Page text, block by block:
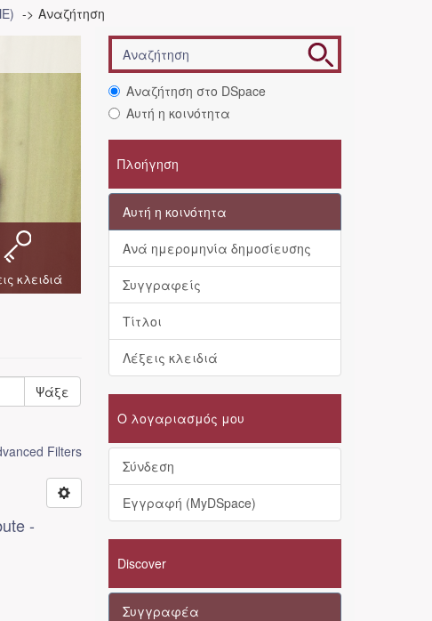
Αναζήτηση
κλειδιά
Ψάξε
Filters
-
Αναζήτηση στο DSpace
Αυτή η κοινότητα
Πλοήγηση
Αυτή η κοινότητα
Ανά ημερομηνία δημοσίευσης
Συγγραφείς
Τίτλοι
Λέξεις κλειδιά
Ο λογαριασμός μου
Σύνδεση
Εγγραφή (MyDSpace)
Discover
Συγγραφέα